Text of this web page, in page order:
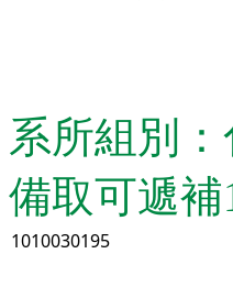
系所組別
備取可遞
1010030195